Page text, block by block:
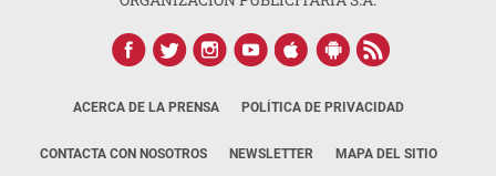
ACERCA DE LA PRENSA POLÍTICA DE PRIVACIDAD
CONTACTA CON NOSOTROS NEWSLETTER MAPA DEL SITIO